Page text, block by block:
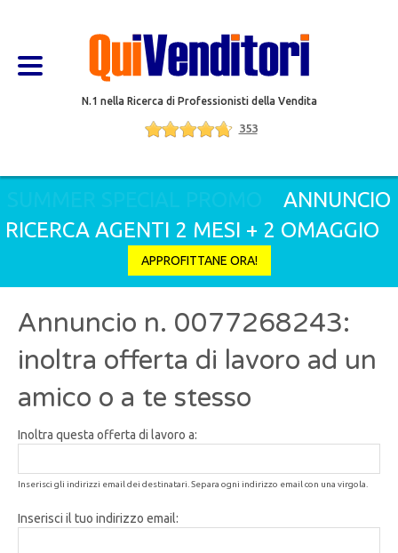
N.1 nella Ricerca di Professionisti della Vendita
353
ANNUNCIO
RICERCA AGENTI 2 MESI + 2 OMAGGIO
APPROFITTANE ORA!
Annuncio n. 0077268243:
inoltra offerta di lavoro ad un
amico o a te stesso
Inoltra questa offerta di lavoro a:
Inserisci gli indirizzi email dei destinatari. Separa ogni indirizzo email con una virgola.
Inserisci il tuo indirizzo email: